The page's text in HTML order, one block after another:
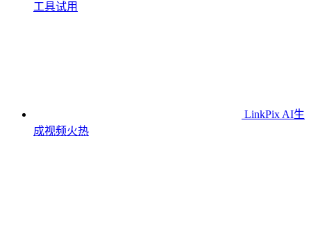
工具试用
LinkPix AI生
成视频火热